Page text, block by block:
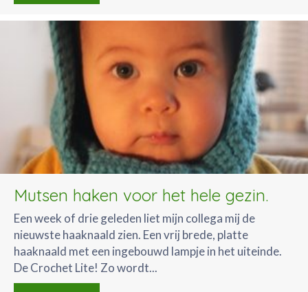
Mutsen haken voor het hele gezin.
Een week of drie geleden liet mijn collega mij de
nieuwste haaknaald zien. Een vrij brede, platte
haaknaald met een ingebouwd lampje in het uiteinde.
De Crochet Lite! Zo wordt...